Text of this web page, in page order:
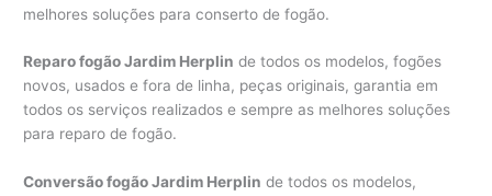
melhores soluções para conserto de fogão.
Reparo fogão Jardim Herplin de todos os modelos, fogões
novos, usados e fora de linha, peças originais, garantia em
todos os serviços realizados e sempre as melhores soluções
para reparo de fogão.
Conversão fogão Jardim Herplin de todos os modelos,